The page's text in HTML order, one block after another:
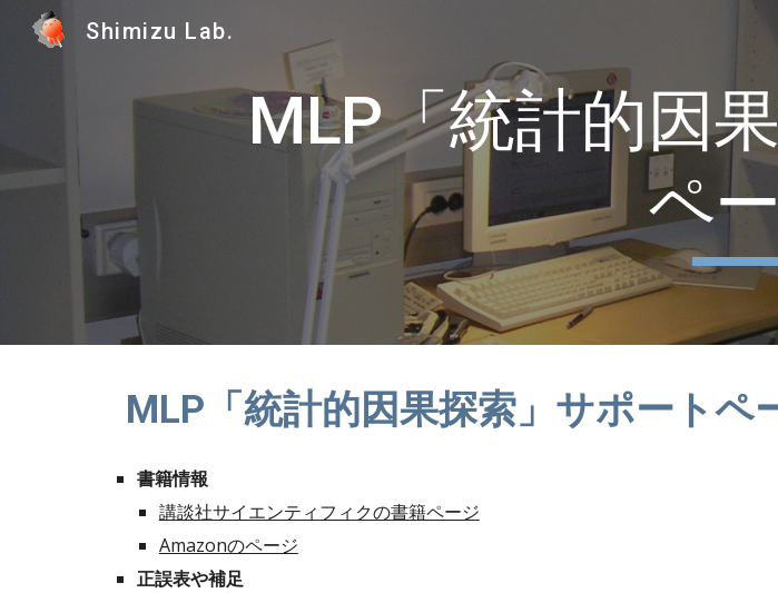
Shimizu Lab.
MLP「統計的因
ペ
MLP「統計的因果探索」サポートペ
書籍情報
講談社サイエンティフィクの書籍ページ
Amazonのページ
正誤表や補足